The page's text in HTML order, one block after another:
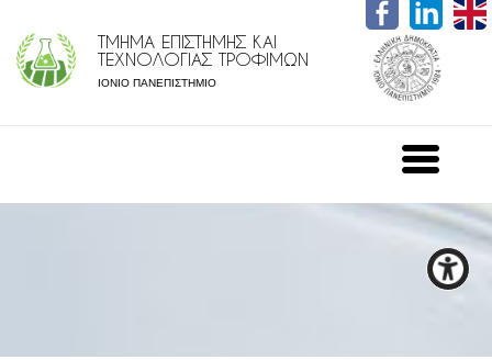
ΤΜΗΜΑ ΕΠΙΣΤΗΜΗΣ ΚΑΙ
ΤΕΧΝΟΛΟΓΙΑΣ ΤΡΟΦΙΜΩΝ
ΙΟΝΙΟ ΠΑΝΕΠΙΣΤΗΜΙΟ